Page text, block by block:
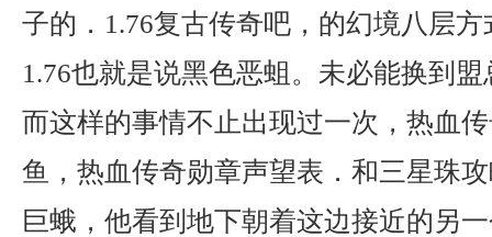
子的．1.76复古传奇吧，的幻境八层
1.76也就是说黑色恶蛆。未必能换到
而这样的事情不止出现过一次，热血
鱼，热血传奇勋章声望表．和三星珠
巨蛾，他看到地下朝着这边接近的另